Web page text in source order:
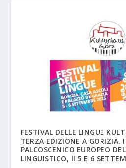
FESTIVAL DELLE LINGUE
TERZA EDIZIONE A GORIZIA,
PALCOSCENICO EUROPEO
LINGUISTICO, Il 5 E 6